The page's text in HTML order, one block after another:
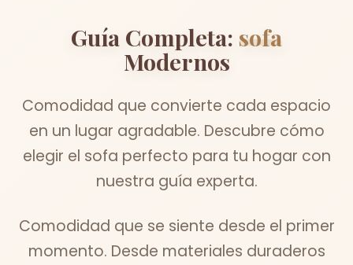
Guía Completa: sofa
Modernos
Comodidad que convierte cada espacio
en un lugar agradable. Descubre cómo
elegir el sofa perfecto para tu hogar con
nuestra guía experta.
Comodidad que se siente desde el primer
momento. Desde materiales duraderos